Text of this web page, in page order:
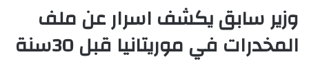
وزير سابق يكشف اسرار عن ملف
المخدرات في موريتانيا قبل 30سنة